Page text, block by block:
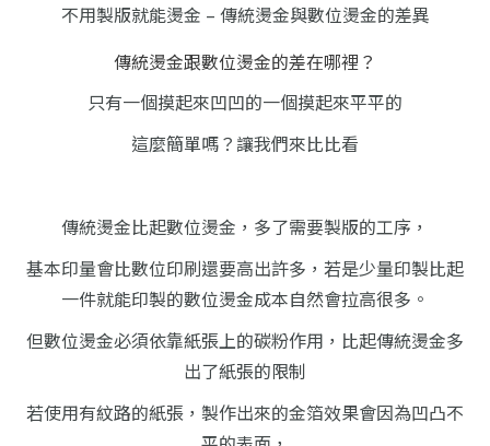
不用製版就能燙金 – 傳統燙金與數位燙金的差異
傳統燙金跟數位燙金的差在哪裡？
只有一個摸起來凹凹的一個摸起來平平的
這麼簡單嗎？讓我們來比比看
傳統燙金比起數位燙金，多了需要製版的工序，
基本印量會比數位印刷還要高出許多， 若是少量印製比起
一件就能印製的數位燙金成本自然會拉高很多。
但數位燙金必須依靠紙張上的碳粉作用， 比起傳統燙金多
出了紙張的限制
若使用有紋路的紙張，製作出來的金箔效果會因為凹凸不